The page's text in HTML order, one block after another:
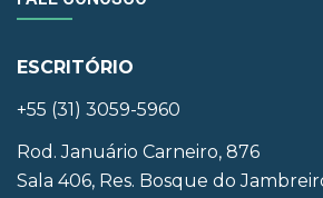
ESCRITÓRIO
+55 (31) 3059-5960
Rod. Januário Carneiro, 876
Sala 406, Res. Bosque do